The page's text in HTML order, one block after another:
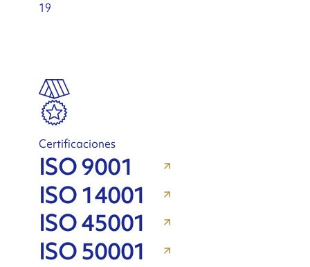
19
Certificaciones
ISO 9001
ISO 14001
ISO 45001
ISO 50001